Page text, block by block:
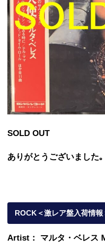
SOLD OUT
ありがとうございました｡
ROCK＜激レア盤入荷情報
Artist： マルタ・ベレス